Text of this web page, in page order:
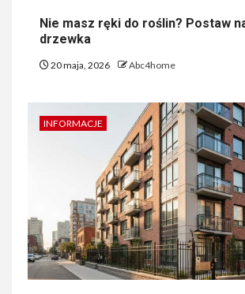
Nie masz ręki do roślin? Postaw
drzewka
20 maja, 2026 Abc4home
INFORMACJE